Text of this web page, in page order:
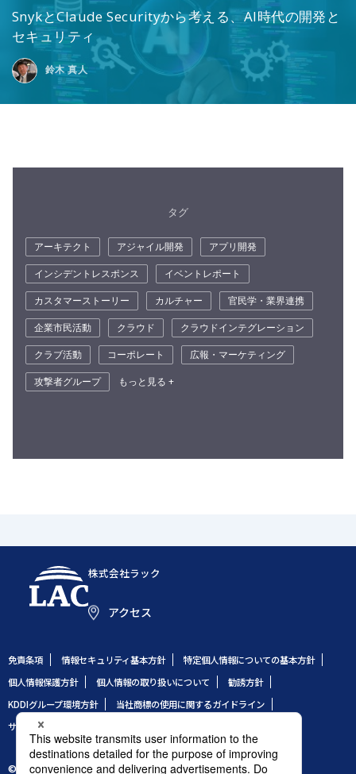
SnykとClaude Securityから考える、AI時代の開発と
セキュリティ
鈴木 真人
タグ
アーキテクト アジャイル開発
アプリ開発
インシデントレスポンス
イベントレポート
カスタマーストーリー
カルチャー
官民学・業界連携
企業市民活動
クラウド
クラウドインテグレーション
クラブ活動
コーポレート
広報・マーケティング
攻撃者グループ
もっと見る +
株式会社ラック
アクセス
免責条項 情報セキュリティ基本方針
特定個人情報についての基本方針
個人情報保護方針
個人情報の取り扱いについて
勧誘方針
KDDIグループ環境方針
当社商標の使用に関するガイドライン
サイトのご利用条件
© 1995 LAC Co., Ltd.